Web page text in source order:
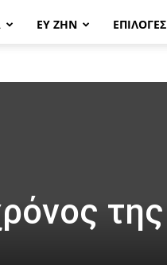
ΕΥ ΖΗΝ ΕΠΙΛΟΓΈΣ
της